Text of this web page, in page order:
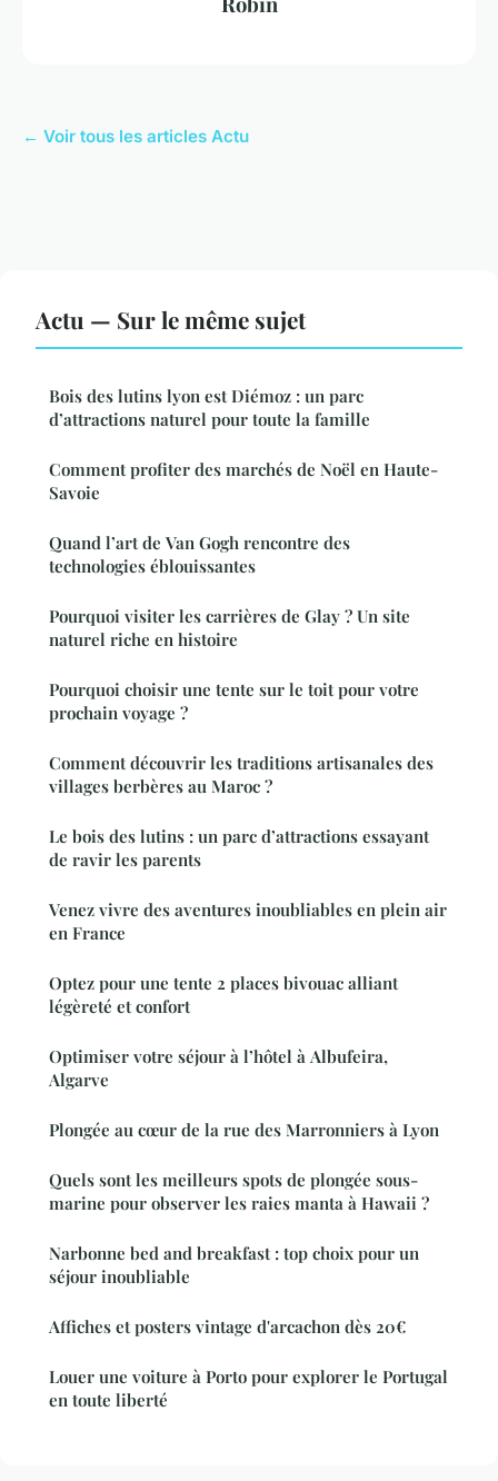
← Voir tous les articles Actu
Actu — Sur le même sujet
Bois des lutins lyon est Diémoz : un parc
d’attractions naturel pour toute la famille
Comment profiter des marchés de Noël en Haute-
Savoie
Quand l’art de Van Gogh rencontre des
technologies éblouissantes
Pourquoi visiter les carrières de Glay ? Un site
naturel riche en histoire
Pourquoi choisir une tente sur le toit pour votre
prochain voyage ?
Comment découvrir les traditions artisanales des
villages berbères au Maroc ?
Le bois des lutins : un parc d’attractions essayant
de ravir les parents
Venez vivre des aventures inoubliables en plein air
en France
Optez pour une tente 2 places bivouac alliant
légèreté et confort
Optimiser votre séjour à l’hôtel à Albufeira,
Algarve
Plongée au cœur de la rue des Marronniers à Lyon
Quels sont les meilleurs spots de plongée sous-
marine pour observer les raies manta à Hawaii ?
Narbonne bed and breakfast : top choix pour un
séjour inoubliable
Affiches et posters vintage d'arcachon dès 20€
Louer une voiture à Porto pour explorer le Portugal
en toute liberté